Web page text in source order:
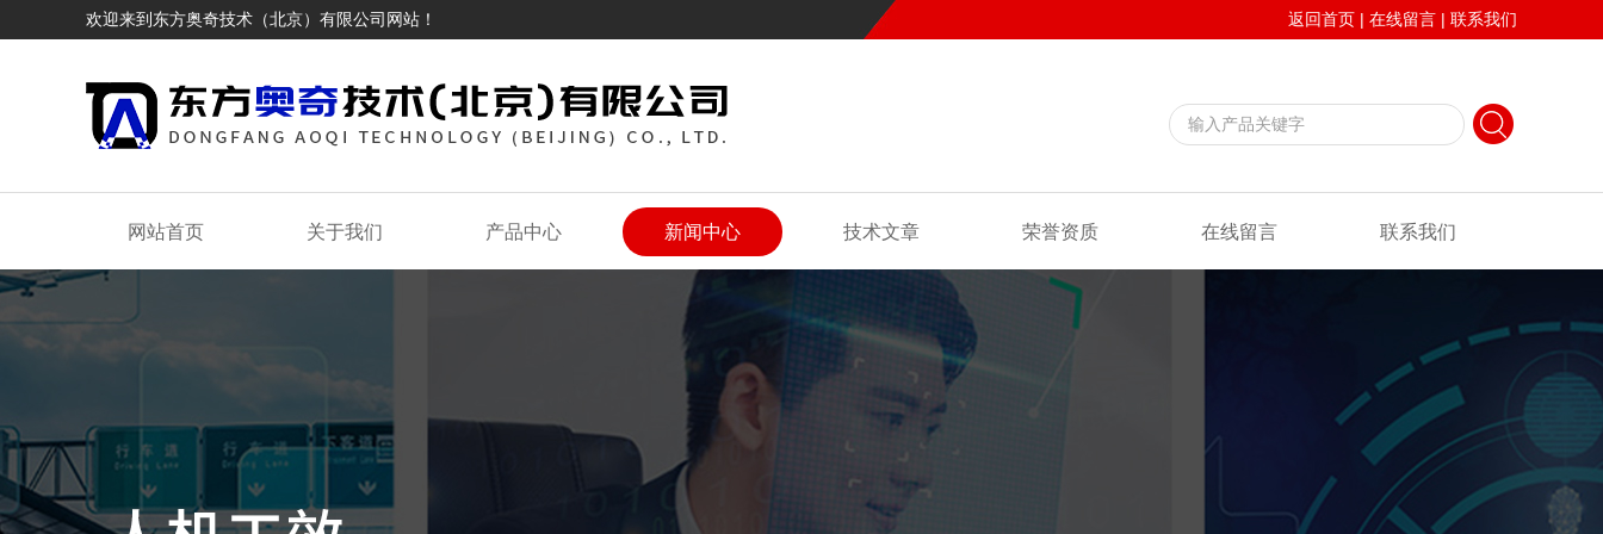
欢迎来到东方奥奇技术（北京）有限公司网站！ 返回首页 | 在线留言 | 联系我们
网站首页 关于我们 产品中心 新闻中心 技术文章 荣誉资质 在线留言 联系我们